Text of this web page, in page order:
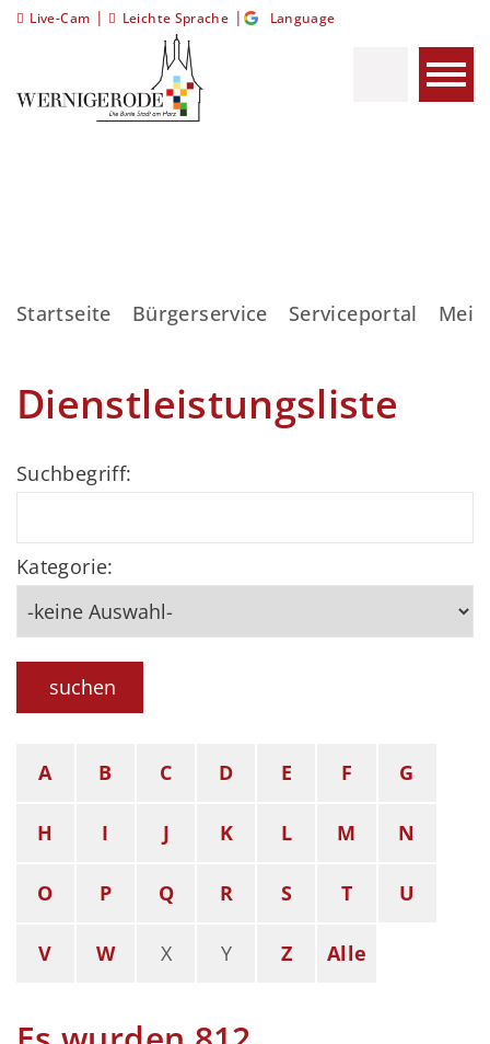
Live-Cam | Leichte Sprache | Language
Startseite Bürgerservice Serviceportal
Dienstleistungsliste
Suchbegriff:
Kategorie:
suchen
A B C D E F G
H I J K L M N
O P Q R S T U
V W X Y Z Alle